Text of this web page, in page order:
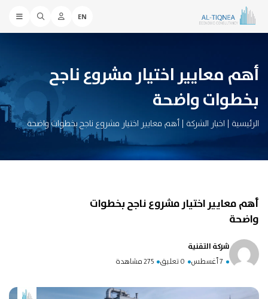
EN
أهم معايير اختيار مشروع ناجح
بخطوات واضحة
الرئيسية | اخبار الشركة | أهم معايير اختيار مشروع ناجح بخطوات واضحة
أهم معايير اختيار مشروع ناجح بخطوات
واضحة
شركة التقنية
7 أغسطس 0 تعليق 275 مشاهدة